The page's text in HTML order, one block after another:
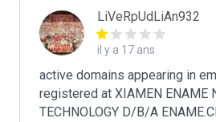
LiVeRpUdLiAn932
il y a 17 ans
active domains appearing in
registered at XIAMEN ENAME
TECHNOLOGY D/B/A